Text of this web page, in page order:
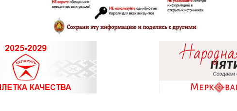
8 (01546) 5-
8 (01716) 7-